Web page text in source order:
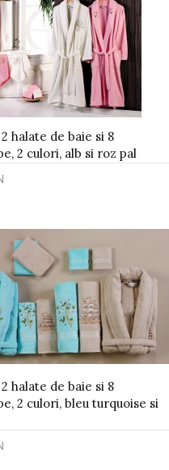
halate de baie si 8
2 culori, alb si roz pal
halate de baie si 8
2 culori, bleu turquoise si